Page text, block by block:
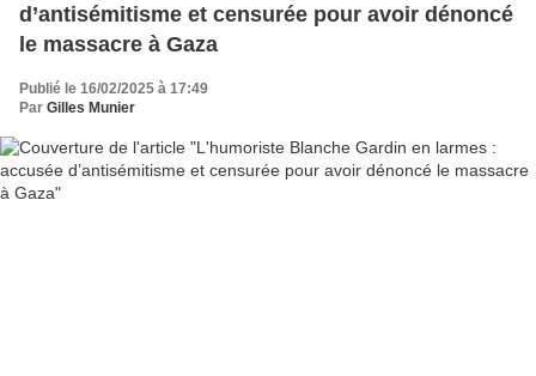
d’antisémitisme et censurée pour avoir dénoncé
le massacre à Gaza
Publié le 16/02/2025 à 17:49
Par Gilles Munier